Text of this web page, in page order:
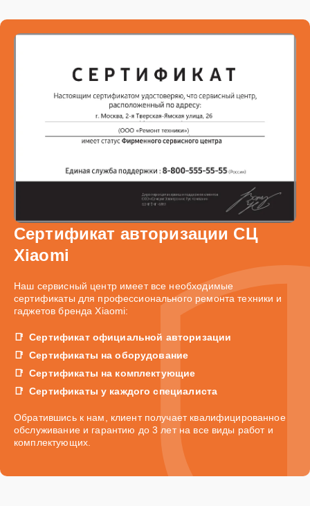
Сертификат авторизации СЦ
Xiaomi
Наш сервисный центр имеет все необходимые
сертификаты для профессионального ремонта техники и
гаджетов бренда Xiaomi:
Сертификат официальной авторизации
Сертификаты на оборудование
Сертификаты на комплектующие
Сертификаты у каждого специалиста
Обратившись к нам, клиент получает квалифицированное
обслуживание и гарантию до 3 лет на все виды работ и
комплектующих.